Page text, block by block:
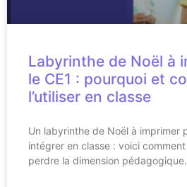
Labyrinthe de Noël à
le CE1 : pourquoi et
l’utiliser en classe
Un labyrinthe de Noël à imprimer
intégrer en classe : voici comment
perdre la dimension pédagogique.